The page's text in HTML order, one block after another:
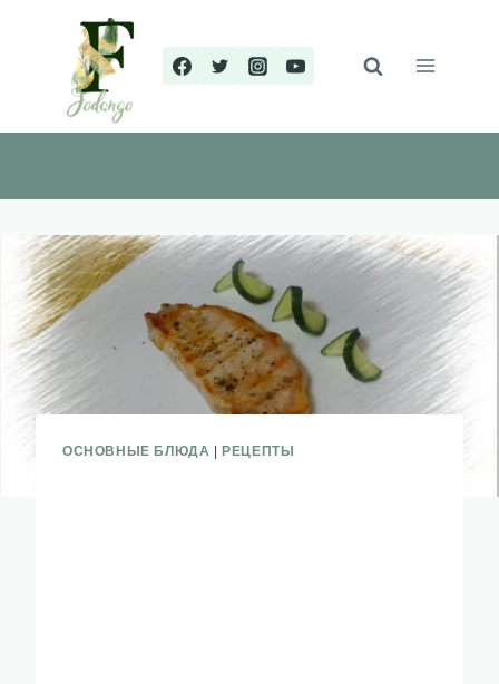
содержимому
ОСНОВНЫЕ БЛЮДА РЕЦЕПТЫ